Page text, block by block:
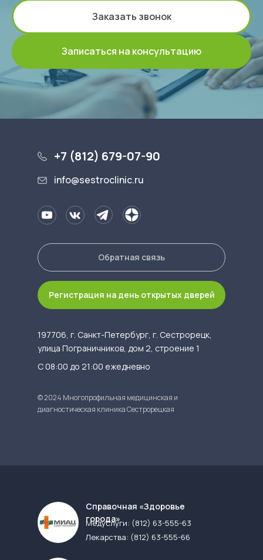
Заказать звонок
Записаться на консультацию
+7 (812) 679-07-90
info@sestroclinic.ru
197706, г. Санкт-Петербург, г. Сестрорецк,
улица Пограничников, дом 2, строение 1
Обратная связь
С 08:00 до 21:00 ежедневно
© 2024 Многопрофильная медицинская и
диагностическая клиника Сестрорецкая
Регистрация на день открытых дверей
Cправочная «Здоровье
города»
Медуслуги: (812) 63-555-63
Лекарства: (812) 63-555-66